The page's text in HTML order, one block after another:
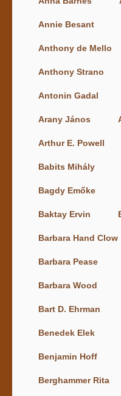
Annie Besant
Anthony de Mello
Anthony Strano
Antonin Gadal
Arany János
Arthur E. Powell
Babits Mihály
Bagdy Emőke
Baktay Ervin
Barbara Hand Clow
Barbara Pease
Barbara Wood
Bart D. Ehrman
Benedek Elek
Benjamin Hoff
Berghammer Rita